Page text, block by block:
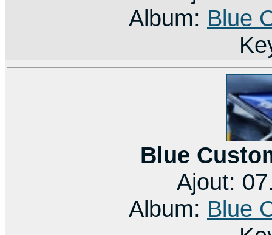
Album: Blue
Blue
Ajout:
Album: Blue